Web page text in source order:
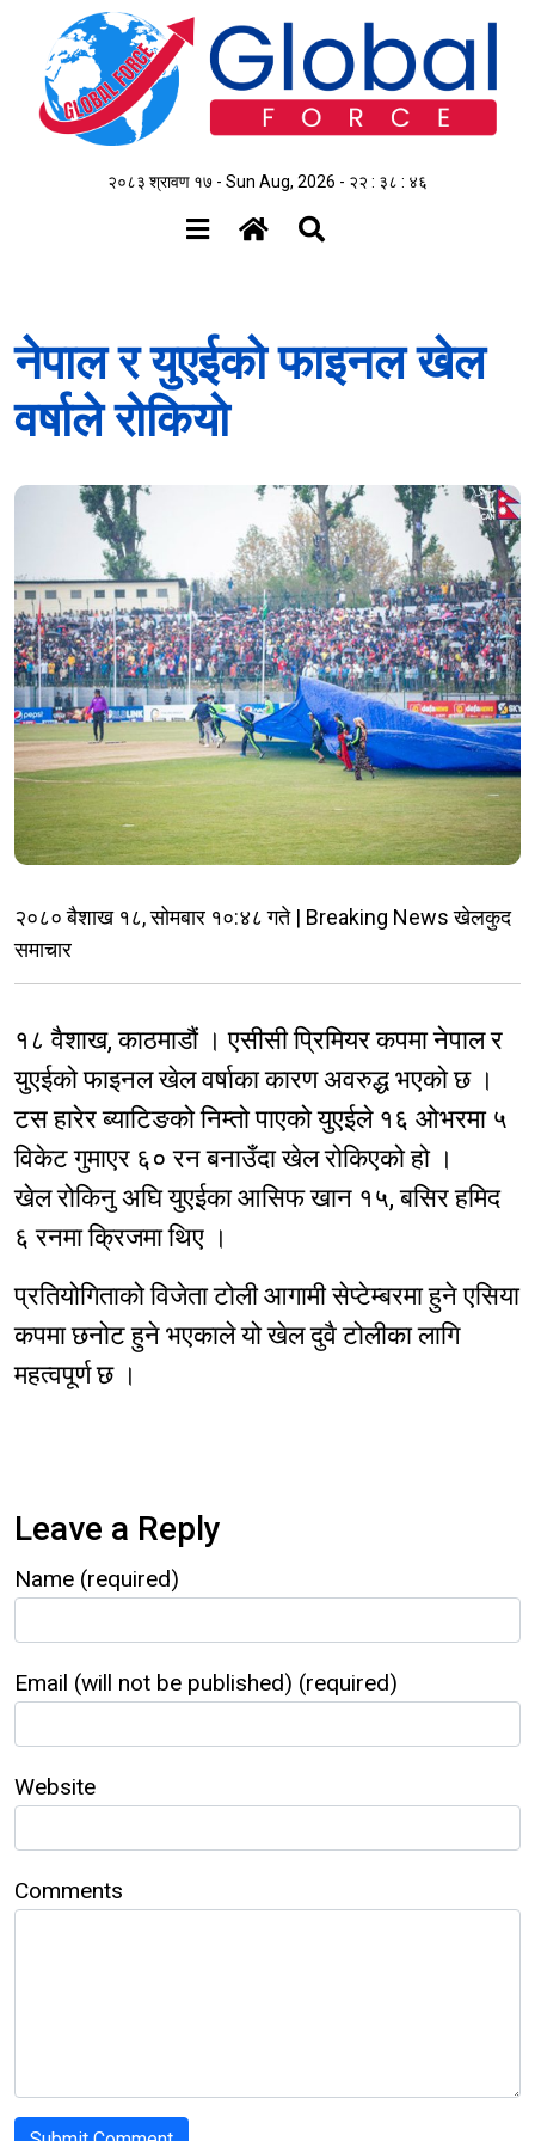
२०८३ श्रावण १७ - Sun Aug, 2026 - २२ : ३८ : ४६
नेपाल र युएईको फाइनल खेल
वर्षाले रोकियो
२०८० बैशाख १८, सोमबार १०:४८ गते | Breaking News खेलकुद
समाचार
१८ वैशाख, काठमाडौं । एसीसी प्रिमियर कपमा नेपाल र
युएईको फाइनल खेल वर्षाका कारण अवरुद्ध भएको छ ।
टस हारेर ब्याटिङको निम्तो पाएको युएईले १६ ओभरमा ५
विकेट गुमाएर ६० रन बनाउँदा खेल रोकिएको हो ।
खेल रोकिनु अघि युएईका आसिफ खान १५, बसिर हमिद
६ रनमा क्रिजमा थिए ।
प्रतियोगिताको विजेता टोली आगामी सेप्टेम्बरमा हुने एसिया
कपमा छनोट हुने भएकाले यो खेल दुवै टोलीका लागि
महत्वपूर्ण छ ।
Leave a Reply
Name (required)
Email (will not be published) (required)
Website
Comments